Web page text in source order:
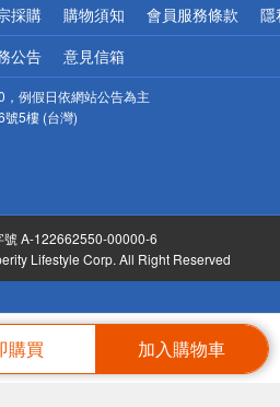
購買 加入購物車
採購 購物須知 會員服務條款 隱
公告 意見信箱
例假日依網站公告為主
號5樓 (台灣)
號 A-122662550-00000-6
Lifestyle Corp. All Right Reserved